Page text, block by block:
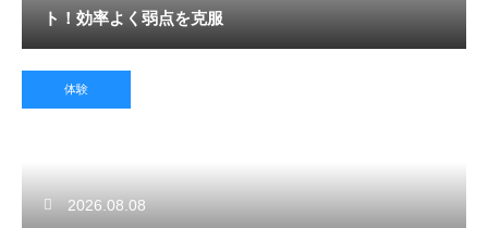
ト！効率よく弱点を克服
体験
2026.08.08